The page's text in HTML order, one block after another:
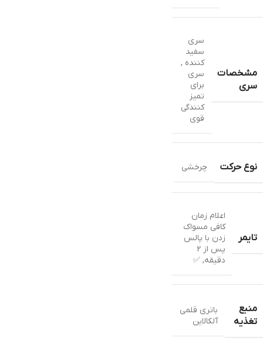
مشخصات
سری
سری
سفید
کننده ,
سری
برای
تمیز
کنندگی
قوی
نوع حرکت چرخشی
تایمر
اعلام زمان
کافی مسواک
زدن با پالس
پس از 2
دقیقه, ✅
منبع
تغذیه
باتری قلمی
آلکالاین